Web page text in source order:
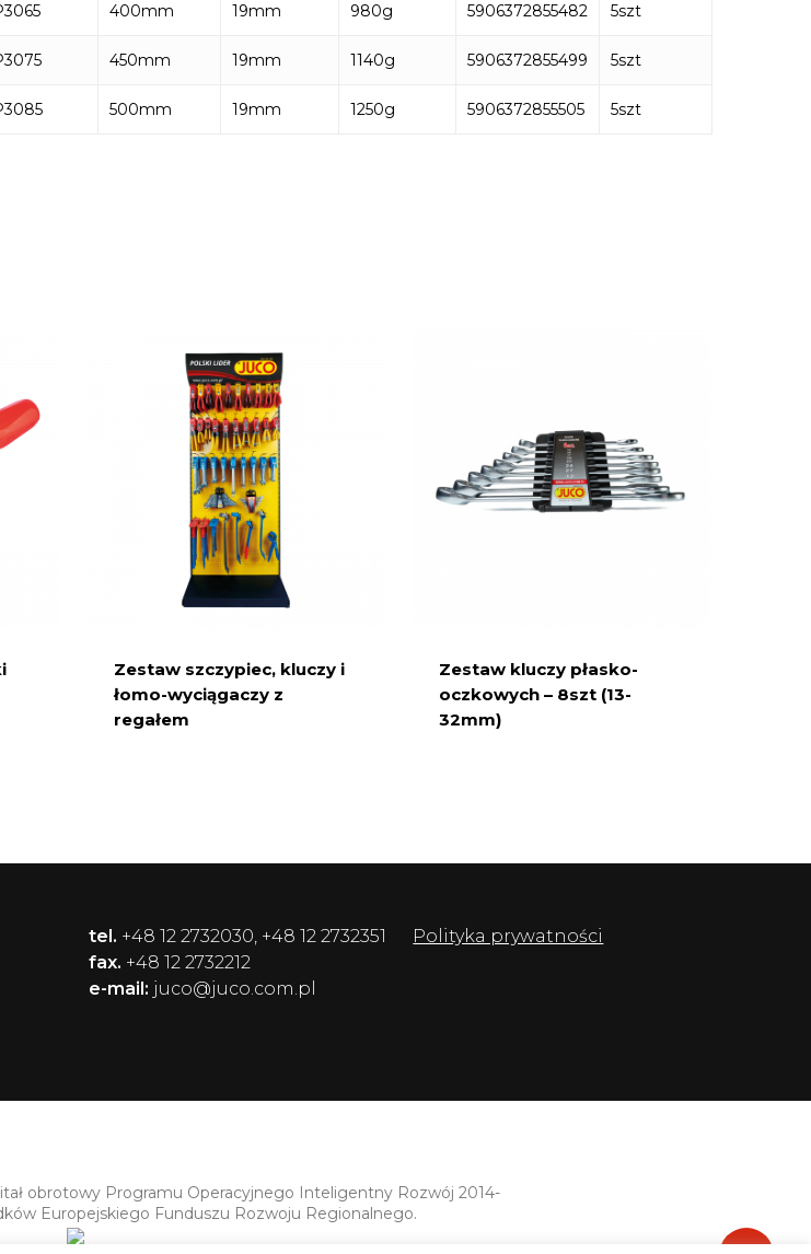
400mm 19mm 980g 5906372855482 5szt
450mm 19mm 1140g 5906372855499 5szt
500mm 19mm 1250g 5906372855505 5szt
Zestaw szczypiec, kluczy i
łomo-wyciągaczy z
regałem
Zestaw kluczy płasko-
oczkowych – 8szt (13-
32mm)
tel. +48 12 2732030, +48 12 2732351
fax. +48 12 2732212
e-mail: juco@juco.com.pl
Polityka prywatności
obrotowy Programu Operacyjnego Inteligentny Rozwój 2014-
Europejskiego Funduszu Rozwoju Regionalnego.